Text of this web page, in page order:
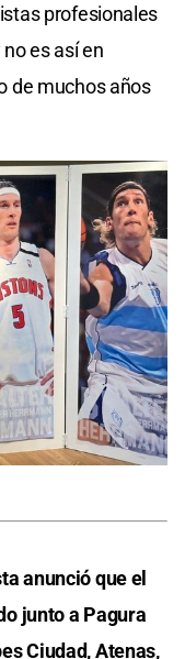
profesionales
es así en
de muchos años
anunció que el
junto a Pagura
Ciudad, Atenas,